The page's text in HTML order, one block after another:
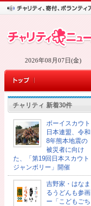
2026年08月07日(金)
チャリティ 新着30件
ボーイスカウト
日本連盟、令和
8年熊本地震の
被災者に向け
た、「第19回日本スカウト
ジャンボリー」開催
吉野家・はなま
るうどんも参画
ー「こどもごち